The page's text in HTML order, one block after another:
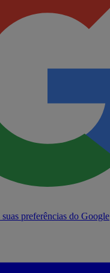
preferências do Google